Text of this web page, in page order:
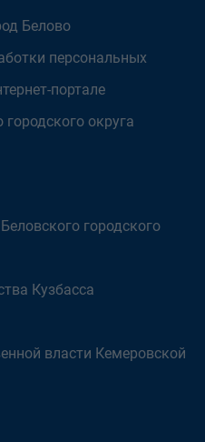
Белово
персональных
портале
округа
городского
Кузбасса
власти Кемеровской